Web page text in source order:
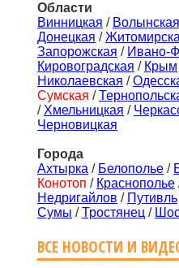
Области
Винницкая / Волынская
Донецкая /
Запорожская / Ивано-
Кировоградская / Крым
Николаевская /
Сумская /
/ Хмельницкая /
Черновицкая
Города
Ахтырка / Белополье /
Конотоп / Краснополье
Недригайлов / Путивль
Сумы /Тростянец /
ВСЕ НОВОСТИ И